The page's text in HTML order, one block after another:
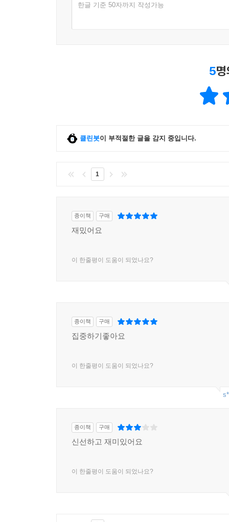
한글 기준 50자까지 작성가능
5
클린봇이 부적절한 글을 감지 중입니다.
1
종이책 구매
재밌어요
이 한줄평이 도움이 되었나요?
종이책 구매
집중하기좋아요
이 한줄평이 도움이 되었나요?
종이책 구매
신선하고 재미있어요
이 한줄평이 도움이 되었나요?